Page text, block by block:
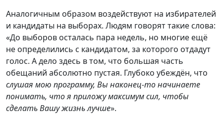
Аналогичным образом воздействуют на избирателей
и кандидаты на выборах. Людям говорят такие слова:
«До выборов осталась пара недель, но многие ещё
не определились с кандидатом, за которого отдадут
голос. А дело здесь в том, что большая часть
обещаний абсолютно пустая. Глубоко убеждён, что
слушая мою программу, Вы наконец-то начинаете
понимать, что я приложу максимум сил, чтобы
сделать Вашу жизнь лучше».